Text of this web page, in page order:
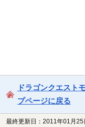
ドラゴンクエスト
プページに戻る
最終更新日：2011年01月25